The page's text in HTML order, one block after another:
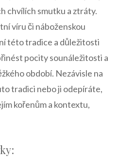
chvílích smutku a ztráty.
víru či náboženskou
této ‍tradice a důležitosti
pocity sounáležitosti a
​období. ‍Nezávisle ⁤na
tradici nebo ‍ji odepíráte,
kořenům a ​kontextu,